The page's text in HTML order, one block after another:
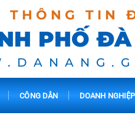
THÔNG TIN
PHỐ ĐÀ
CÔNG DÂN DOANH NGHIỆP